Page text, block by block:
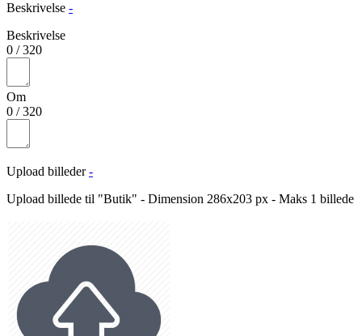
Beskrivelse -
Beskrivelse
0 /320
Om
0 /320
Upload billeder -
Upload billede til "Butik" - Dimension 286x203 px - Maks 1 billede